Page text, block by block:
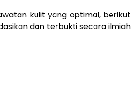
kulit yang optimal, berikut
dan terbukti secara ilmiah